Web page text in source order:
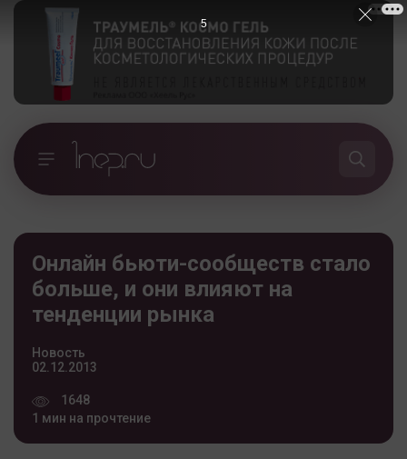
Онлайн бьюти-сообществ стало
больше, и они влияют на
тенденции рынка
Новость
02.12.2013
1648
1 мин на прочтение
5